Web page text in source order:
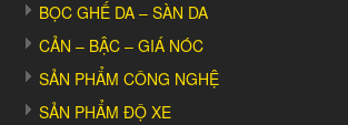
BỌC GHẾ DA – SÀN DA
CẢN – BẬC – GIÁ NÓC
SẢN PHẨM CÔNG NGHỆ
SẢN PHẨM ĐỘ XE